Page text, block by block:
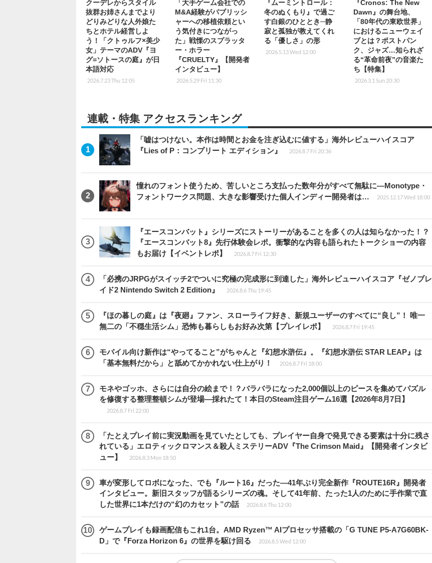
クーデレからスタイル
抜群お姉さんまでより
どりみどりな人外娘た
ちとホテル経営しよ
う！「クトゥルフ×美少
女」テーマのADV『ヨ
グ=ソトースの庭』が日
本語対応
2026.7.23 Thu 12:05
「大手ゲーム会社での
M&A経験がパブリッシ
ャーへの移植依頼とい
う気付きにつながっ
た」戦慄のスプラッタ
ー・ホラー
『CRUELTY』【開発者
インタビュー】
2026.5.29 Fri 11:30
『ムーミントロール：
冬のぬくもり』で過ご
す白銀のひととき─静
寂と孤独が教えてくれ
る「優しさ」の形
2026.5.13 Wed 12:00
『Cronos: The New
Dawn』の舞台地、
「80年代の東欧世界」
におけるニューウェイ
ブとは？ポストパン
ク、ジャズ…知られざ
る“革命前夜”の音楽た
ち【特集】
2026.3.1 Sun 20:30
連載・特集 アクセスランキング
「嘘はつけない。本作は時間とお金を注ぎ込むに値する」海外レビューハイスコア
『Lies of P：コンプリート エディション』
2026.8.7 Fri 20:36
憧れのフォント使うため、苦しいところ支払った数年分がすべて無駄に―Monotype・
フォントワークス問題、大きな影響受けた個人インディー開発者は…
2025.12.17 Wed 18:00
『エースコンバット』シリーズにストーリーがあることを多くの人は知らなかった！？
『エースコンバット8』先行体験会レポ。衝撃的な内容も語られたトークショーの内容
もお届け【イベントレポ】
2026.8.7 Fri 12:30
「必携のJRPGがスイッチ2でついに究極の完成形に到達した」海外レビューハイスコア『ゼノブレ
イド2 Nintendo Switch 2 Edition』
2026.8.6 Thu 19:45
『ほの暮しの庭』は『夜廻』ファン、スローライフ好き、新規ユーザーのすべてに“良し”！ 唯一
無二の「不穏生活シム」恐怖も暮らしもお好み次第【プレイレポ】
2026.8.7 Fri 19:45
モバイル向け新作は“やってること”がちゃんと『幻想水滸伝』。『幻想水滸伝 STAR LEAP』は
「基本無料だから」と舐めてかかれない仕上がり！
2026.8.7 Fri 18:00
モネやゴッホ、さらには自分の絵まで！？バラバラになった2,000個以上のピースを集めてパズル
を修復する整理整頓シムが登場―採れたて！本日のSteam注目ゲーム16選【2026年8月7日】
2026.8.7 Fri 22:00
「たとえプレイ前に実況動画を見ていたとしても、プレイヤー自身で発見できる要素は十分に残さ
れている」エロティックロマンス＆殺人ミステリーADV『The Crimson Maid』【開発者インタビ
ュー】
2026.8.3 Mon 18:50
車が変形してロボになった、でも『ルート16』だった―41年ぶり完全新作『ROUTE16R』開発者
インタビュー。新旧スタッフが語るシリーズの魂。そして41年前、たった1人のために手作業で直
した世界に1本だけの“幻のカセット”の話
2026.8.6 Thu 12:00
ゲームプレイも録画配信もこれ1台。AMD Ryzen™ AIプロセッサ搭載の「G TUNE P5-A7G60BK-
D」で『Forza Horizon 6』の世界を駆け回る
2026.8.5 Wed 12:00